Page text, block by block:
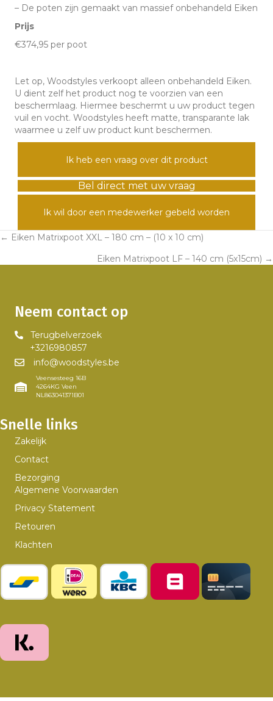
– De poten zijn gemaakt van massief onbehandeld Eiken
Prijs
€374,95 per poot
Let op, Woodstyles verkoopt alleen onbehandeld Eiken.
U dient zelf het product nog te voorzien van een
beschermlaag. Hiermee beschermt u uw product tegen
vuil en vocht. Woodstyles heeft matte, transparante lak
waarmee u zelf uw product kunt beschermen.
Ik heb een vraag over dit product
Bel direct met uw vraag
Ik wil door een medewerker gebeld worden
Posts
navigation
← Eiken Matrixpoot XXL – 180 cm – (10 x 10 cm)
Eiken Matrixpoot LF – 140 cm (5x15cm) →
Neem contact op
Terugbelverzoek
+3216980857
info@woodstyles.be
Veensesteeg 16B
4264KG Veen
NL863041371B01
Snelle links
Zakelijk
Contact
Bezorging
Algemene Voorwaarden
Privacy Statement
Retouren
Klachten